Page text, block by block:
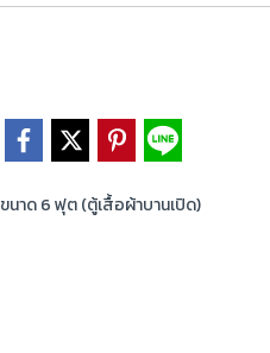
ขนาด 6 ฟุต (ตู้เสื้อผ้าบานเปิด)